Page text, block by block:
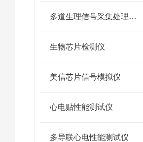
多道生理信号采集处理系统
生物芯片检测仪
美信芯片信号模拟仪
心电贴性能测试仪
多导联心电性能测试仪